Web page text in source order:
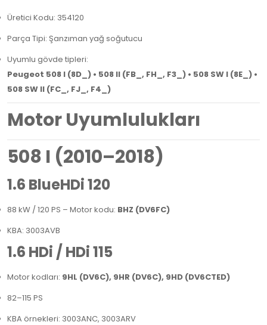
Üretici Kodu: 354120
Parça Tipi: Şanzıman yağ soğutucu
Uyumlu gövde tipleri:
Peugeot 508 I (8D_) • 508 II (FB_, FH_, F3_) • 508 SW I (8E_) •
508 SW II (FC_, FJ_, F4_)
Motor Uyumlulukları
508 I (2010–2018)
1.6 BlueHDi 120
88 kW / 120 PS – Motor kodu: BHZ (DV6FC)
KBA: 3003AVB
1.6 HDi / HDi 115
Motor kodları: 9HL (DV6C), 9HR (DV6C), 9HD (DV6CTED)
82–115 PS
KBA örnekleri: 3003ANC, 3003ARV